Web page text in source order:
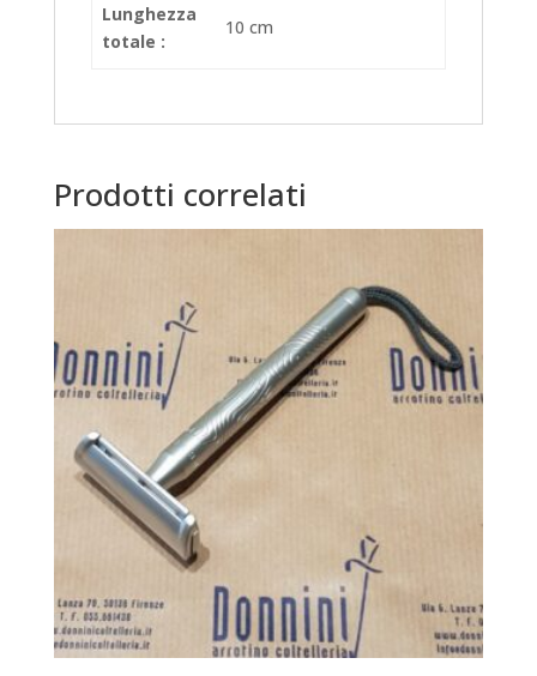
Lunghezza
totale :
10 cm
Prodotti correlati